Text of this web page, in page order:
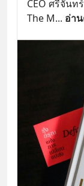
CEO ศรีจันท
The M... อ่า